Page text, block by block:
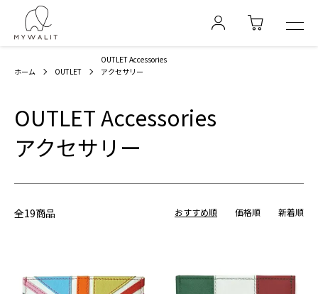
ホーム OUTLET
OUTLET Accessories
アクセサリー
OUTLET Accessories
アクセサリー
全19商品 おすすめ順 価格順 新着順